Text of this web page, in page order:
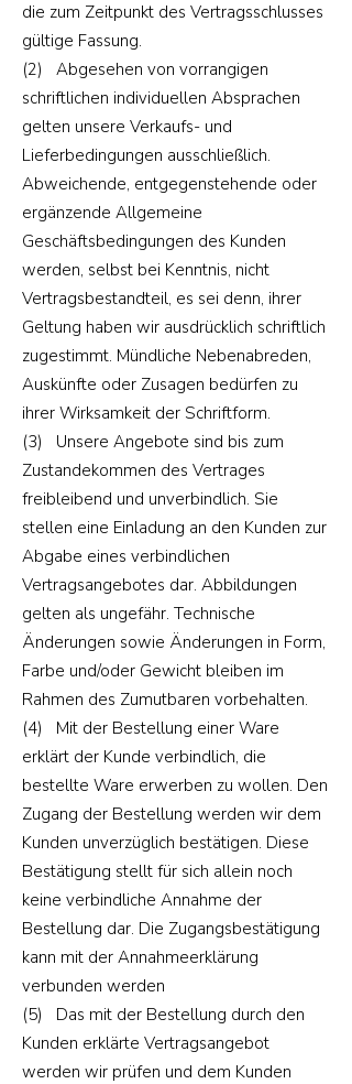
die zum Zeitpunkt des Vertragsschlusses
gültige Fassung.
(2) Abgesehen von vorrangigen
schriftlichen individuellen Absprachen
gelten unsere Verkaufs- und
Lieferbedingungen ausschließlich.
Abweichende, entgegenstehende oder
ergänzende Allgemeine
Geschäftsbedingungen des Kunden
werden, selbst bei Kenntnis, nicht
Vertragsbestandteil, es sei denn, ihrer
Geltung haben wir ausdrücklich schriftlich
zugestimmt. Mündliche Nebenabreden,
Auskünfte oder Zusagen bedürfen zu
ihrer Wirksamkeit der Schriftform.
(3) Unsere Angebote sind bis zum
Zustandekommen des Vertrages
freibleibend und unverbindlich. Sie
stellen eine Einladung an den Kunden zur
Abgabe eines verbindlichen
Vertragsangebotes dar. Abbildungen
gelten als ungefähr. Technische
Änderungen sowie Änderungen in Form,
Farbe und/oder Gewicht bleiben im
Rahmen des Zumutbaren vorbehalten.
(4) Mit der Bestellung einer Ware
erklärt der Kunde verbindlich, die
bestellte Ware erwerben zu wollen. Den
Zugang der Bestellung werden wir dem
Kunden unverzüglich bestätigen. Diese
Bestätigung stellt für sich allein noch
keine verbindliche Annahme der
Bestellung dar. Die Zugangsbestätigung
kann mit der Annahmeerklärung
verbunden werden
(5) Das mit der Bestellung durch den
Kunden erklärte Vertragsangebot
werden wir prüfen und dem Kunden